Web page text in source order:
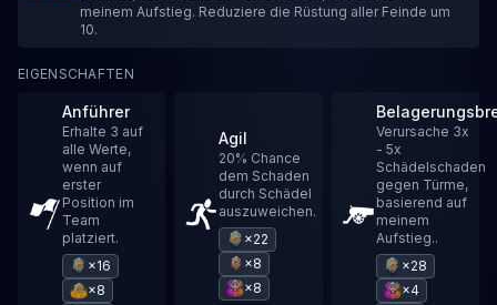
meinem Aufstieg. Reduziere die Rüstung aller Feinde um
10.
EIGENSCHAFTEN
Anführer
Erhalte 3 auf
alle Werte,
wenn auf
erster
Position im
Team
platziert.
×16
×8
Agil
20% Chance
dem Schaden
durch Schädel
auszuweichen.
×22
×8
×8
Verursache 3x
- 5x
Schädelschaden
gegen Türme,
basierend auf
meinem
Aufstieg..
×28
×4